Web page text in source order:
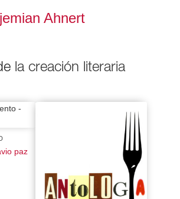
Ahnert
la creación literaria
paz